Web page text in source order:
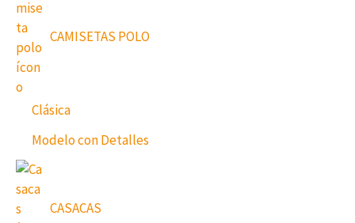
CAMISETAS POLO
Clásica
Modelo con Detalles
CASACAS